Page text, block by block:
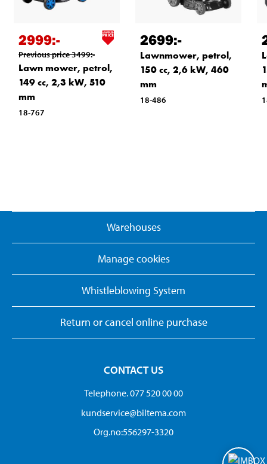
2999:-
Previous price3499:-
Lawn mower, petrol,
149 cc, 2,3 kW, 510
mm
18-767
2699:-
Lawnmower, petrol,
150 cc, 2,6 kW, 460
mm
18-486
Warehouses
Manage cookies
Whistleblowing System
Return or cancel online purchase
CONTACT US
Telephone. 077 520 00 00
kundservice@biltema.com
Org.no:556297-3320